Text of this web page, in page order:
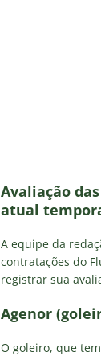
[
[
[
Avaliação
atual
A equipe da
contratações do
registrar sua
Agenor
O goleiro, que